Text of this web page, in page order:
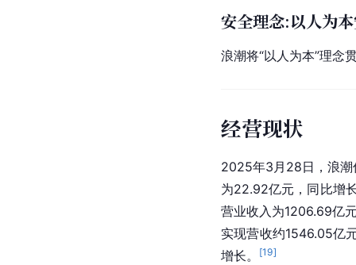
安全理念:以人为
浪潮将“以人为本”理念
经营现状
2025年3月28日，浪潮
为22.92亿元，同比增
营业收入为1206.69亿
实现营收约1546.05亿
增长。
[19]